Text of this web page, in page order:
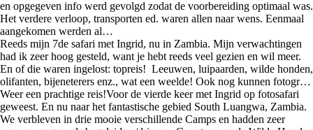
en opgegeven info werd gevolgd zodat de voorbereiding optimaal was.
Het verdere verloop, transporten ed. waren allen naar wens. Eenmaal
aangekomen werden al…
Reeds mijn 7de safari met Ingrid, nu in Zambia. Mijn verwachtingen
had ik zeer hoog gesteld, want je hebt reeds veel gezien en wil meer.
En of die waren ingelost: topreis! Leeuwen, luipaarden, wilde honden,
olifanten, bijeneterers enz., wat een weelde! Ook nog kunnen fotogr…
Weer een prachtige reis!Voor de vierde keer met Ingrid op fotosafari
geweest. En nu naar het fantastische gebied South Luangwa, Zambia.
We verbleven in drie mooie verschillende Camps en hadden zeer